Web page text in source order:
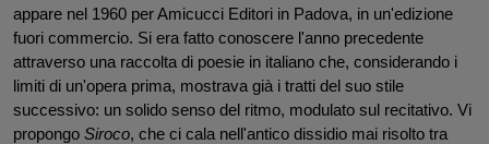
appare nel 1960 per Amicucci Editori in Padova, in un'edizione
fuori commercio. Si era fatto conoscere l'anno precedente
attraverso una raccolta di poesie in italiano che, considerando i
limiti di un'opera prima, mostrava già i tratti del suo stile
successivo: un solido senso del ritmo, modulato sul recitativo. Vi
propongo Siroco, che ci cala nell'antico dissidio mai risolto tra